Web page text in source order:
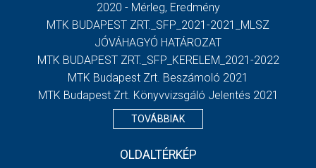
2020 - Mérleg, Eredmény
MTK BUDAPEST ZRT._SFP_2021-2021_MLSZ
JÓVÁHAGYÓ HATÁROZAT
MTK BUDAPEST ZRT._SFP_KERELEM_2021-2022
MTK Budapest Zrt. Beszámoló 2021
MTK Budapest Zrt. Könyvvizsgáló Jelentés 2021
TOVÁBBIAK
OLDALTÉRKÉP